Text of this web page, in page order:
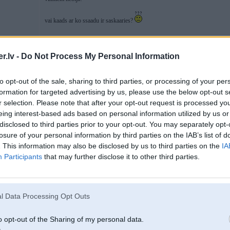
- Do Not Process My Personal Information
opt-out of the sale, sharing to third parties, or processing of your
for targeted advertising by us, please use the below opt-out
selection. Please note that after your opt-out request is processed
interest-based ads based on personal information utilized by us
to third parties prior to your opt-out. You may separately
of your personal information by third parties on the IAB’s list of
This information may also be disclosed by us to third parties on the
Participants that may further disclose it to other third parties.
Data Processing Opt Outs
opt-out of the Sharing of my personal data.
vai kaads ar ko ssaadu ir saskaaries?
man ir laba kārba ar garantiju
25. Oct 2015, 09:30
Kāds ir veicis to kārbas softa pāršūšanu?